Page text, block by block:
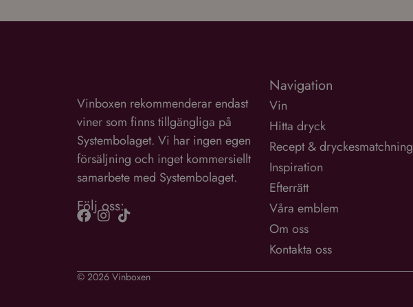
Vinboxen rekommenderar endast
viner som finns tillgängliga på
Systembolaget. Vi har ingen egen
försäljning och inget kommersiellt
samarbete med Systembolaget.
Följ oss:
Navigation
Vin
Hitta dryck
Recept & dryckesmatchning
Inspiration
Efterrätt
Våra emblem
Om oss
Kontakta oss
© 2026 Vinboxen